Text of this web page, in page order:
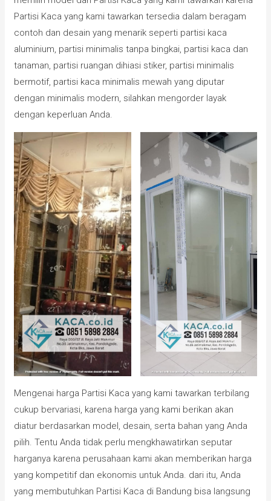
Partisi Kaca yang kami tawarkan tersedia dalam beragam
contoh dan desain yang menarik seperti partisi kaca
aluminium, partisi minimalis tanpa bingkai, partisi kaca dan
tanaman, partisi ruangan dihiasi stiker, partisi minimalis
bermotif, partisi kaca minimalis mewah yang diputar
dengan minimalis modern, silahkan mengorder layak
dengan keperluan Anda.
Mengenai harga Partisi Kaca yang kami tawarkan terbilang
cukup bervariasi, karena harga yang kami berikan akan
diatur berdasarkan model, desain, serta bahan yang Anda
pilih. Tentu Anda tidak perlu mengkhawatirkan seputar
harganya karena perusahaan kami akan memberikan harga
yang kompetitif dan ekonomis untuk Anda. dari itu, Anda
yang membutuhkan Partisi Kaca di Bandung bisa langsung